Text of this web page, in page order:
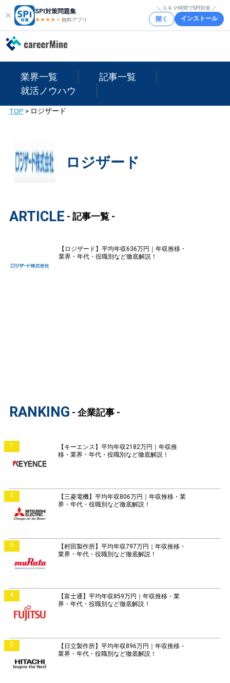
SPI対策問題集
★★★★ ★★
無料アプリ
＼ スキマ時間でSPI対策 ／
開く インストール
業界一覧
記事一覧
就活ノウハウ
TOP > ロジザード
ロジザード
ARTICLE - 記事一覧 -
【ロジザード】平均年収636万円｜年収推移・
業界・年代・役職別など徹底解説！
RANKING - 企業記事 -
1
【キーエンス】平均年収2182万円｜年収推
移・業界・年代・役職別など徹底解説！
2
【三菱電機】平均年収806万円｜年収推移・業
界・年代・役職別など徹底解説！
3
【村田製作所】平均年収797万円｜年収推移・
業界・年代・役職別など徹底解説！
4
【富士通】平均年収859万円｜年収推移・業
界・年代・役職別など徹底解説！
5
【日立製作所】平均年収896万円｜年収推移・
業界・年代・役職別など徹底解説！